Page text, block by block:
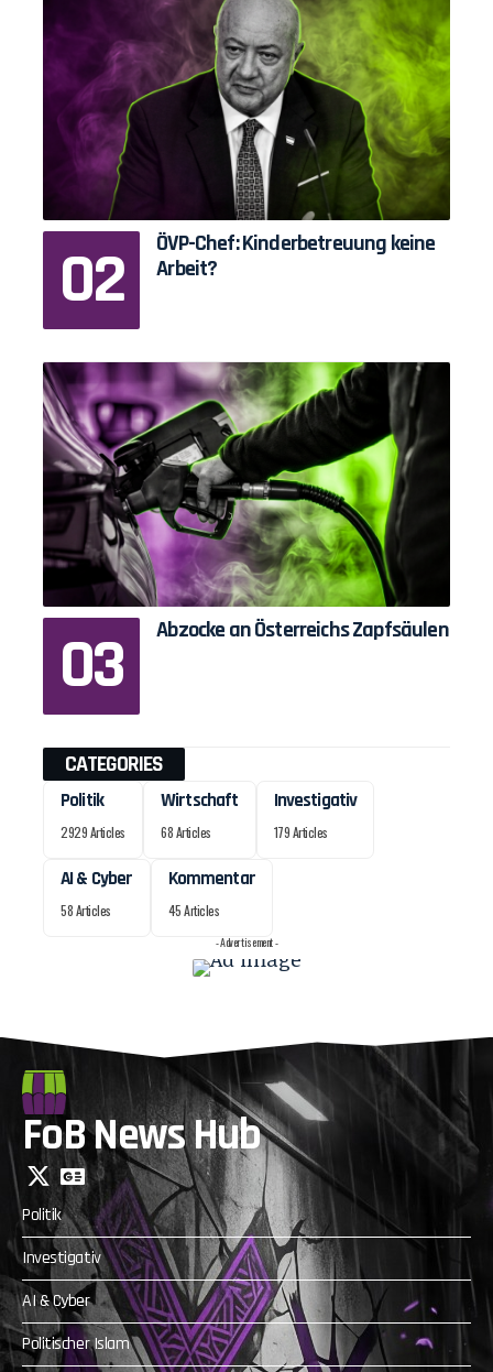
ÖVP-Chef: Kinderbetreuung keine
Arbeit?
Abzocke an Österreichs Zapfsäulen
CATEGORIES
Politik
2929 Articles
Wirtschaft
68 Articles
Investigativ
179 Articles
AI & Cyber
58 Articles
Kommentar
45 Articles
- Advertisement -
FoB News Hub
Politik
Investigativ
AI & Cyber
Politischer Islam